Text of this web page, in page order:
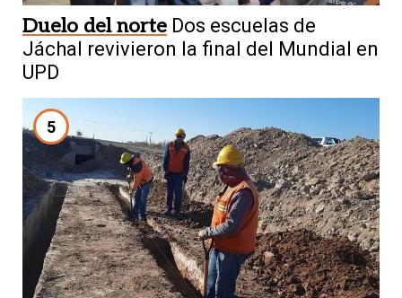
Duelo del norte Dos escuelas de
Jáchal revivieron la final del Mundial en
UPD
5